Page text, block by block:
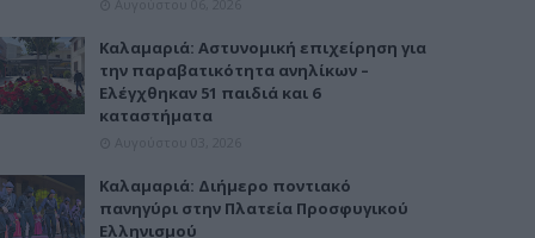
Καλαμαριά: Αστυνομική επιχείρηση για
την παραβατικότητα ανηλίκων –
Ελέγχθηκαν 51 παιδιά και 6
καταστήματα
Καλαμαριά: Διήμερο ποντιακό
πανηγύρι στην Πλατεία Προσφυγικού
Ελληνισμού